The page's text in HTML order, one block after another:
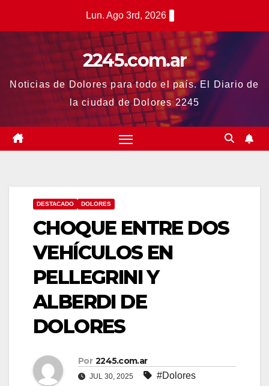
Lun. Ago 3rd, 2026
2245.com.ar
Noticias de Dolores para todo el país. El Diario de
la ciudad de Dolores 2245
DESTACADO DOLORES
CHOQUE ENTRE DOS
VEHÍCULOS EN
PELLEGRINI Y
ALBERDI DE
DOLORES
Por 2245.com.ar
JUL 30, 2025 #Dolores